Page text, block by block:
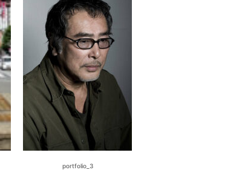
portfolio_3